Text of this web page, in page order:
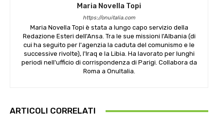
Maria Novella Topi
https://onuitalia.com
Maria Novella Topi è stata a lungo capo servizio della
Redazione Esteri dell'Ansa. Tra le sue missioni l'Albania (di
cui ha seguito per l'agenzia la caduta del comunismo e le
successive rivolte), l'Iraq e la Libia. Ha lavorato per lunghi
periodi nell'ufficio di corrispondenza di Parigi. Collabora da
Roma a OnuItalia.
ARTICOLI CORRELATI